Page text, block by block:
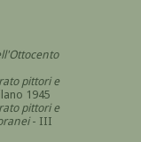
pittori e
1945
pittori e
- III